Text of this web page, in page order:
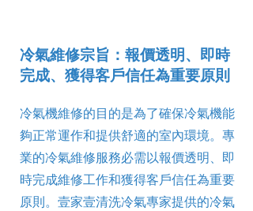
冷氣維修宗旨：報價透明、即時
完成、獲得客戶信任為重要原則
冷氣機維修的目的是為了確保冷氣機能
夠正常運作和提供舒適的室內環境。專
業的冷氣維修服務必需以報價透明、即
時完成維修工作和獲得客戶信任為重要
原則。壹家壹清洗冷氣專家提供的冷氣